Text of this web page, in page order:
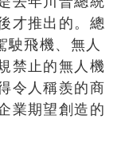
才推出的。總
駛飛機、無人
禁止的無人機
令人稱羨的商
業期望創造的